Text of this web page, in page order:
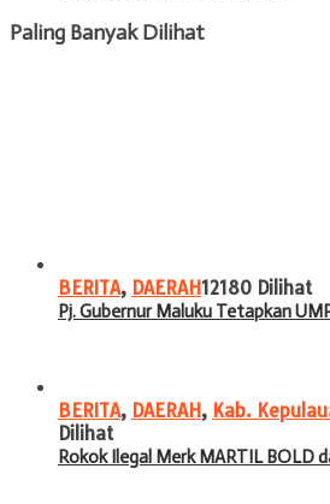
Paling Banyak Dilihat
BERITA, DAERAH12180 Dilihat
Pj. Gubernur Maluku Tetapkan
BERITA, DAERAH, Kab.
Dilihat
Rokok Ilegal Merk MARTIL BOLD